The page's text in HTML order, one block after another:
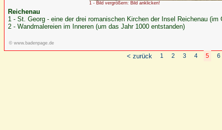
1 - Bild vergrößern: Bild anklicken!
Reichenau
1 - St. Georg - eine der drei romanischen Kirchen der Insel Reichenau (im
2 - Wandmalereien im Inneren (um das Jahr 1000 entstanden)
© www.badenpage.de
< zurück 1 2 3 4 5 6